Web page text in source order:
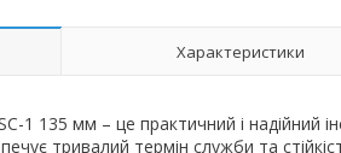
Характеристики
1 135 мм – це практичний і надійний
тривалий термін служби та